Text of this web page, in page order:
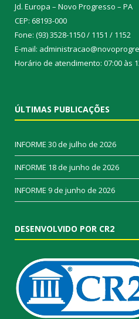
Jd. Europa – Novo Progresso – PA
CEP: 68193-000
Fone: (93) 3528-1150 / 1151 / 1152
E-mail:
Horário de atendimento: 07:00 às
ÚLTIMAS PUBLICAÇÕES
INFORME 30 de julho de 2026
INFORME 18 de junho de 2026
INFORME 9 de junho de 2026
DESENVOLVIDO POR CR2